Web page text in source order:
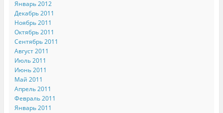
Январь 2012
Декабрь 2011
Ноябрь 2011
Октябрь 2011
Сентябрь 2011
Август 2011
Июль 2011
Июнь 2011
Май 2011
Апрель 2011
Февраль 2011
Январь 2011